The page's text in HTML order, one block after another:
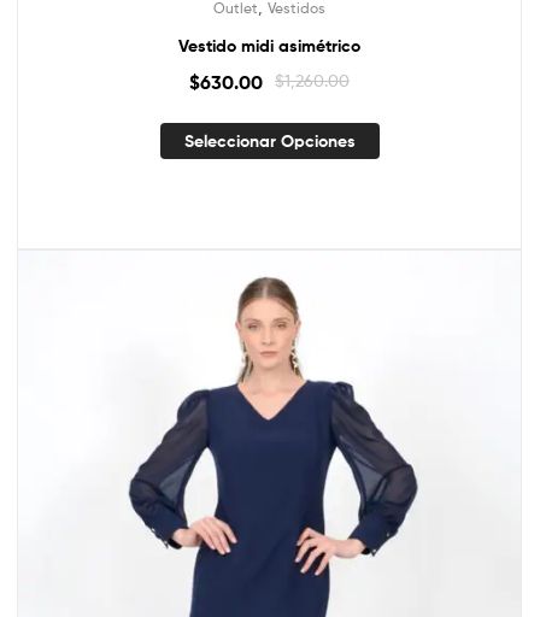
Outlet Vestidos
Vestido midi asimétrico
$1,260.00
$630.00
Seleccionar Opciones